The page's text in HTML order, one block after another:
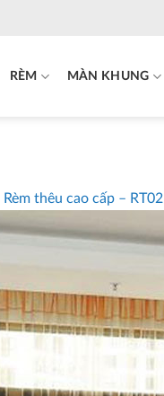
RÈM MÀN KHUNG
Rèm thêu cao cấp – RT02